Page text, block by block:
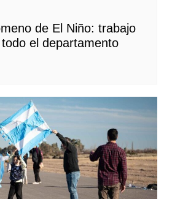
de El Niño: trabajo
el departamento